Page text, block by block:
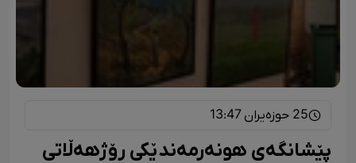
25 حوزەیران 13:47
پێشانگەی هونەرمەندێکی ڕۆژهەڵاتی